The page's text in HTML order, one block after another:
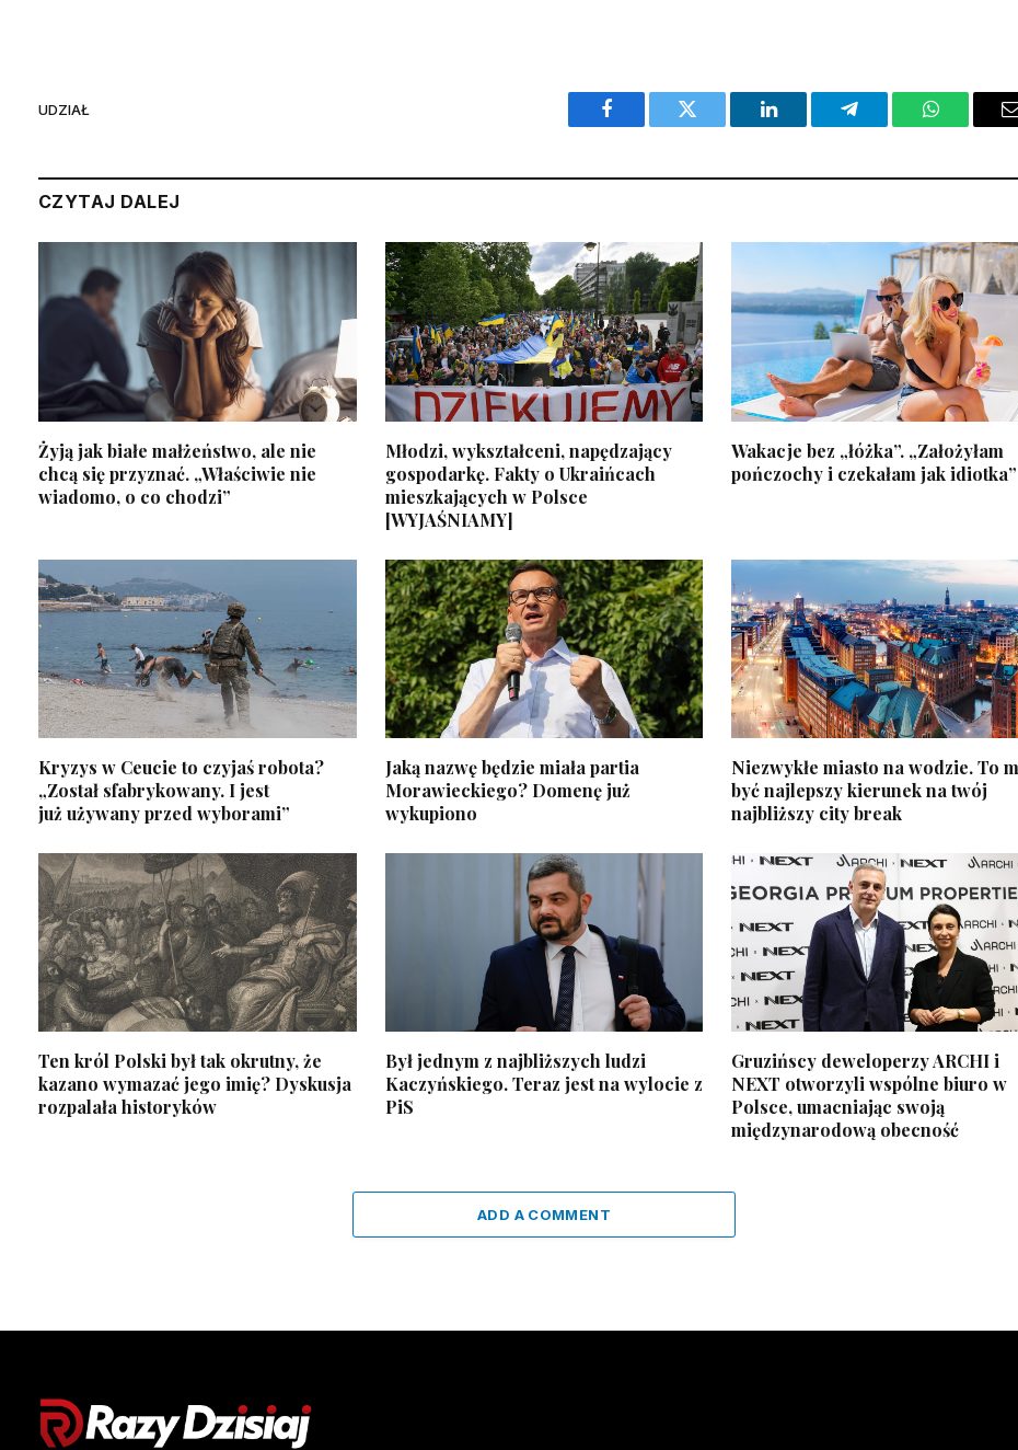
UDZIAŁ
Facebook Twitter LinkedIn Telegram WhatsApp
CZYTAJ DALEJ
Żyją jak białe małżeństwo, ale nie
chcą się przyznać. „Właściwie nie
wiadomo, o co chodzi”
Młodzi, wykształceni, napędzający
gospodarkę. Fakty o Ukraińcach
mieszkających w Polsce
[WYJAŚNIAMY]
Wakacje bez „łóżka”. „Założyłam
pończochy i czekałam jak idiotka”
Kryzys w Ceucie to czyjaś robota?
„Został sfabrykowany. I jest
już używany przed wyborami”
Jaką nazwę będzie miała partia
Morawieckiego? Domenę już
wykupiono
Niezwykłe miasto na wodzie. To
być najlepszy kierunek na twój
najbliższy city break
Ten król Polski był tak okrutny, że
kazano wymazać jego imię? Dyskusja
rozpalała historyków
Był jednym z najbliższych ludzi
Kaczyńskiego. Teraz jest na wylocie z
PiS
Gruzińscy deweloperzy ARCHI i
NEXT otworzyli wspólne biuro w
Polsce, umacniając swoją
międzynarodową obecność
ADD A COMMENT